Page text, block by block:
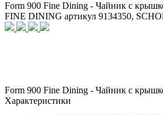
Form 900 Fine Dining - Чайник с
FINE DINING артикул 9134350,
Form 900 Fine Dining - Чайник с
Характеристики